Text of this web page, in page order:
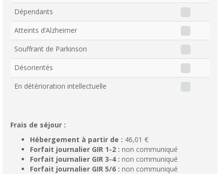
Dépendants
Atteints d’Alzheimer
Souffrant de Parkinson
Désorientés
En détérioration intellectuelle
Frais de séjour :
Hébergement à partir de : 46,01 €
Forfait journalier GIR 1-2 : non communiqué
Forfait journalier GIR 3-4 : non communiqué
Forfait journalier GIR 5/6 : non communiqué